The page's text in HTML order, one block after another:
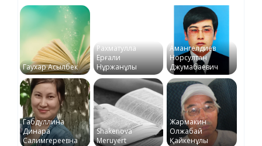
Гаухар Асылбек
Рахматулла
Ерғали
Нұржанұлы
Амангелдиев
Норсултан
Джумабаевич
Габдуллина
Динара
Салимгереевна
Shakenova
Meruyert
Жармакин
Олжабай
Қайкенұлы